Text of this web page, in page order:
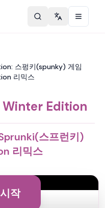
Change
스펑키(spunky) 게임
리믹스
Winter Edition
스프런키)
리믹스
작